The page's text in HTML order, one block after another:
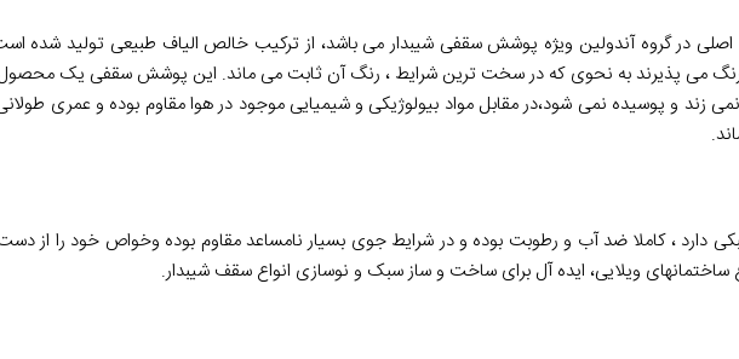
در گروه آندولین ویژه پوشش سقفی شیبدار می باشد، از ترکیب خالص الیاف طبیعی تولید شده
می پذیرند به نحوی که در سخت ترین شرایط ، رنگ آن ثابت می ماند. این پوشش سقفی یک محصول
زند و پوسیده نمی شود،در مقابل مواد بیولوژیکی و شیمیایی موجود در هوا مقاوم بوده و عمری
، کاملا ضد آب و رطوبت بوده و در شرایط جوی بسیار نامساعد مقاوم بوده وخواص خود را از
ویلایی، ایده آل برای ساخت و ساز سبک و نوسازی انواع سقف شیبدار.